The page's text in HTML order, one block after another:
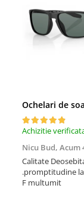
Achizitie
Nicu Bud, Acum
Calitate
.promptitudine la livrare sunt
F multumit